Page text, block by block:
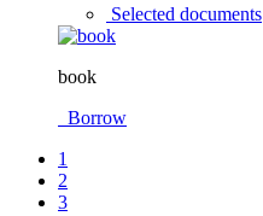
Selected documents
book
Borrow
1
2
3